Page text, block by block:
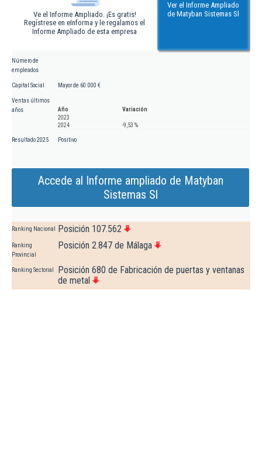
Ve el Informe Ampliado. ¡Es gratis!
Regístrese en eInforma y le regalamos el
Informe Ampliado de esta empresa
Ver el Informe Ampliado
de Matyban Sistemas Sl
Número de
empleados
Capital Social Mayor de 60.000 €
Ventas últimos
años
Año
Variación
2023
2024
-9,53 %
Resultado 2025 Positivo
Accede al Informe ampliado de Matyban
Sistemas Sl
Ranking Nacional Posición 107.562
Ranking
Provincial
Posición 2.847 de Málaga
Ranking Sectorial
Posición 680 de Fabricación de puertas y ventanas
de metal